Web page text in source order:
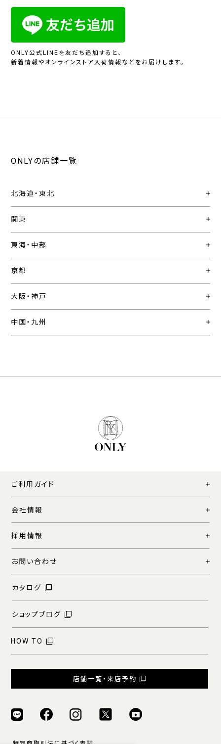
ONLY公式LINEを友だち追加すると、
新着情報やオンラインストア入荷情報などをお届けします。
ONLYの店舗一覧
北海道・東北
関東
東海・中部
京都
大阪・神戸
中国・九州
ご利用ガイド
会社情報
採用情報
お問い合わせ
カタログ
ショップブログ
HOW TO
店舗一覧・来店予約